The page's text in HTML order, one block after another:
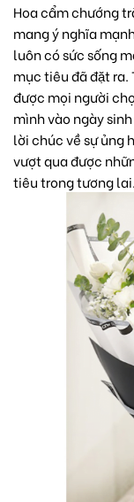
Hoa cẩm chướng
mang ý nghĩa
luôn có sức sống
mục tiêu đã đặt
được mọi người
mình vào ngày
lời chúc về sự ủng
vượt qua được
tiêu trong tương lai.